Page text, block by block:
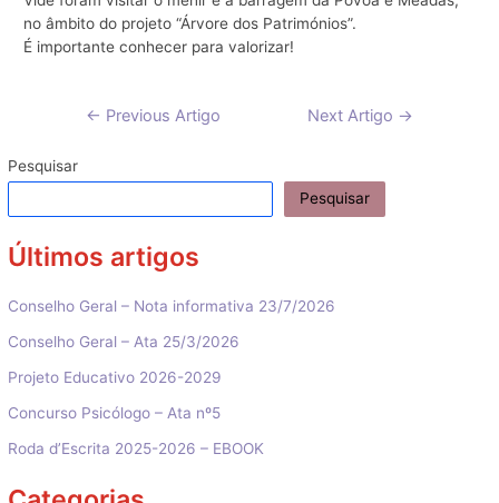
no âmbito do projeto “Árvore dos Patrimónios”.
É importante conhecer para valorizar!
Navegação
artigos
← Previous Artigo Next Artigo →
Pesquisar
Pesquisar
Últimos artigos
Conselho Geral – Nota informativa 23/7/2026
Conselho Geral – Ata 25/3/2026
Projeto Educativo 2026-2029
Concurso Psicólogo – Ata nº5
Roda d’Escrita 2025-2026 – EBOOK